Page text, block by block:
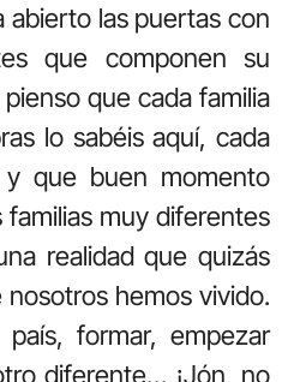
abierto las puertas con
que componen su
que cada familia
lo sabéis aquí, cada
que buen momento
muy diferentes
realidad que quizás
hemos vivido.
formar, empezar
diferente… ¡Jón, no